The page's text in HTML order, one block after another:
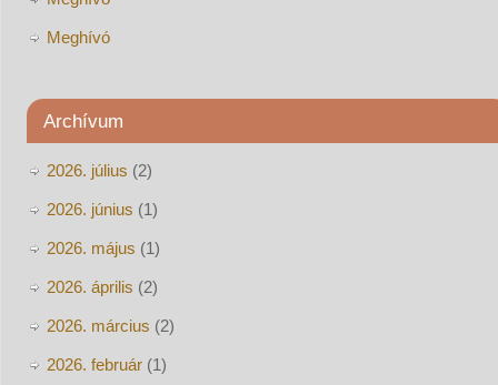
Meghívó
Archívum
2026. július (2)
2026. június (1)
2026. május (1)
2026. április (2)
2026. március (2)
2026. február(1)